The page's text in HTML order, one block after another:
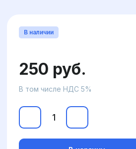
В наличии
250 руб.
В том числе НДС 5%